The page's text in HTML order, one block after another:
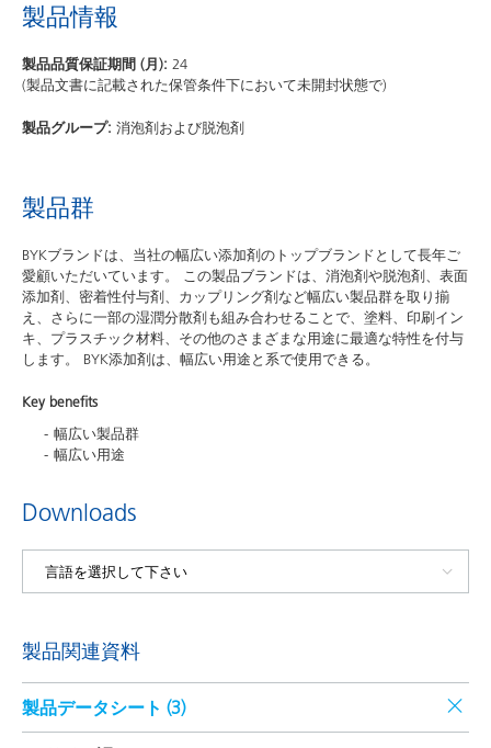
製品情報
製品品質保証期間 (月): 24
(製品文書に記載された保管条件下において未開封状態で)
製品グループ: 消泡剤および脱泡剤
製品群
BYKブランドは、当社の幅広い添加剤のトップブランドとして長年ご
愛顧いただいています。 この製品ブランドは、消泡剤や脱泡剤、表面
添加剤、密着性付与剤、カップリング剤など幅広い製品群を取り揃
え、さらに一部の湿潤分散剤も組み合わせることで、塗料、印刷イン
キ、プラスチック材料、その他のさまざまな用途に最適な特性を付与
します。 BYK添加剤は、幅広い用途と系で使用できる。
Key benefits
幅広い製品群
幅広い用途
Downloads
製品関連資料
製品データシート (3)